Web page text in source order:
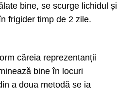
bine, se scurge lichidul și
frigider timp de 2 zile.
căreia reprezentanții
bine în locuri
a doua metodă se ia